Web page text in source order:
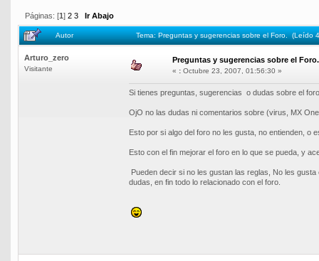
Páginas: [1 ] 2 3 Ir Abajo
Autor Tema: Preguntas y sugerencias sobre el Foro. (Leído
Arturo_zero
Visitante
Preguntas y sugerencias sobre el Foro.
« : Octubre 23, 2007, 01:56:30 »
Si tienes preguntas, sugerencias o dudas sobre el
OjO no las dudas ni comentarios sobre (virus, MX
Esto por si algo del foro no les gusta, no entienden, o
Esto con el fin mejorar el foro en lo que se pueda, y
Pueden decir si no les gustan las reglas, No les
dudas, en fin todo lo relacionado con el foro.